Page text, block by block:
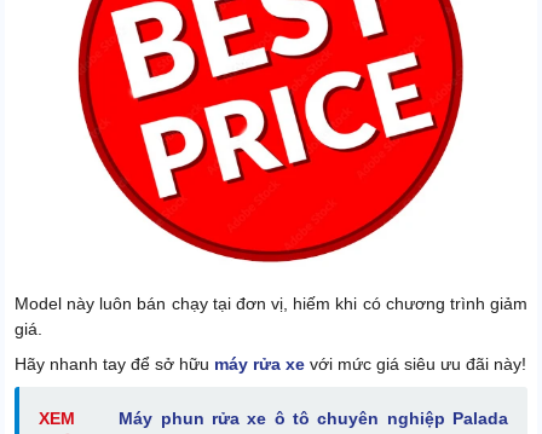
Model này luôn bán chạy tại đơn vị, hiếm khi có chương trình giảm
giá.
Hãy nhanh tay để sở hữu máy rửa xe với mức giá siêu ưu đãi này!
XEM
Máy phun rửa xe ô tô chuyên nghiệp Palada